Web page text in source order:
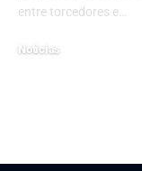
entre torcedores e…
Noticias